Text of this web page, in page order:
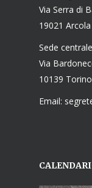
Via Serra di
19021 Arcola
Sede
Via
10139
Email: